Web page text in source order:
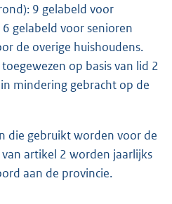
9 gelabeld voor
gelabeld voor senioren
de overige huishoudens.
op basis van lid 2
mindering gebracht op de
die gebruikt worden voor de
artikel 2 worden jaarlijks
aan de provincie.